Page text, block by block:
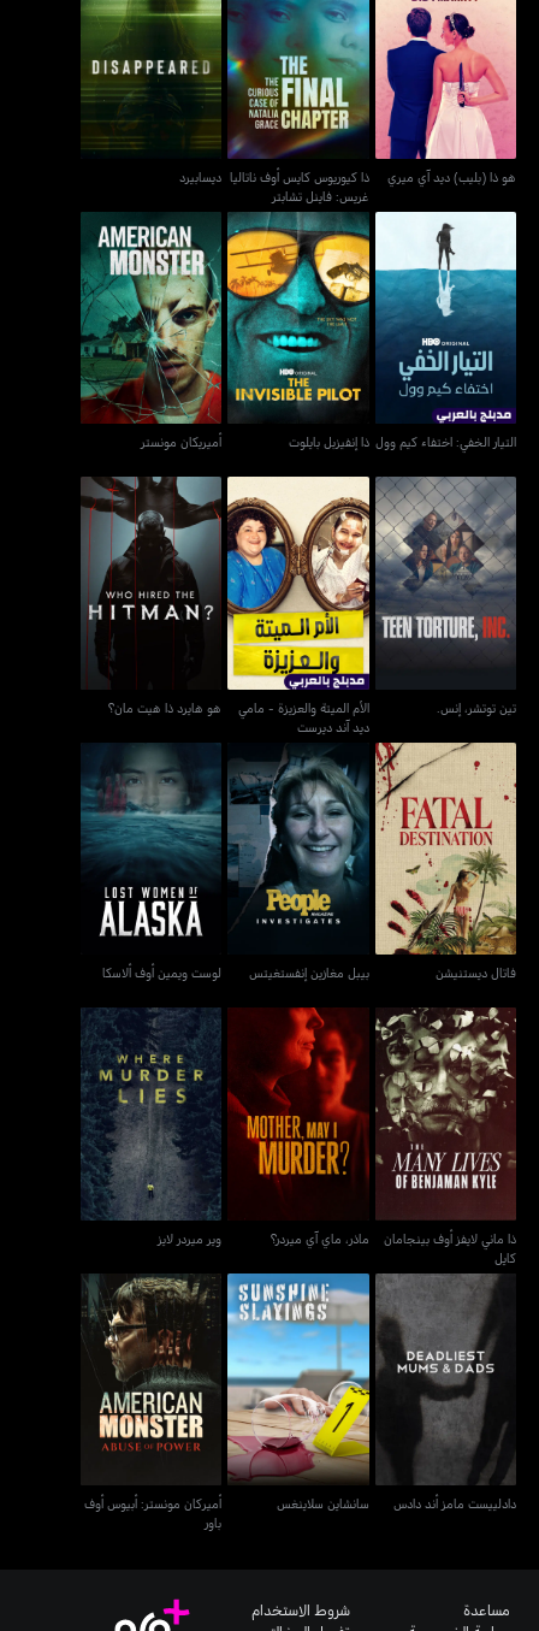
هو ذا (بليب) ديد آي ميري
هو ذا (بليب) ديد آي ميري
ذا كيوريوس كايس أوف
ناتاليا غريس: فاينل تشابتر
ذا كيوريوس كايس أوف ناتاليا
غريس: فاينل تشابتر
ديسابيرد
التيار الخفي: اختفاء كيم
التيار الخفي: اختفاء كيم وول
ذا إنفيزبل بايلوت
ذا إنفيزبل بايلوت
أميريكان مونستر
أميريكان مونستر
تين توتشر، إنس.
تين توتشر، إنس.
الأم الميتة والعزيزة - مامي
ديد آند ديرست
الأم الميتة والعزيزة - مامي
ديد آند ديرست
هو هايرد ذا هيت مان؟
هو هايرد ذا هيت مان؟
فاتال ديستنيشن
فاتال ديستنيشن
بيبل مغازين إنفستغيتس
بيبل مغازين إنفستغيتس
لوست ويمين أوف ألاسكا
لوست ويمين أوف ألاسكا
ذا ماني لايفز أوف بينجامان
كايل
ذا ماني لايفز أوف بينجامان
كايل
ماذر، ماي آي ميردر؟
ماذر، ماي آي ميردر؟
وير ميردر لايز
وير ميردر لايز
دادلييست مامز أند دادس
دادلييست مامز أند دادس
سانشاين سلاينغس
سانشاين سلاينغس
أميركان مونستر: أبيوس أوف
باور
أميركان مونستر: أبيوس أوف
باور
مساعدة
شروط الاستخدام